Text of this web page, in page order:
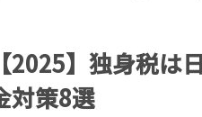
【2025】独身税は
対策8選